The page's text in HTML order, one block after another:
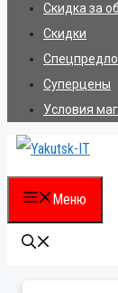
Скидка за
Скидки
Суперцены
Условия
Меню